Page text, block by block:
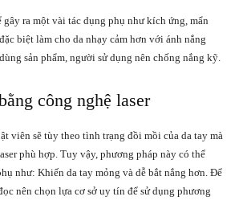
ra một vài tác dụng phụ như kích ứng, mẩn
biệt làm cho da nhạy cảm hơn với ánh nắng
sản phẩm, người sử dụng nên chống nắng kỹ.
công nghệ laser
viên sẽ tùy theo tình trạng đồi mồi của da tay mà
phù hợp. Tuy vậy, phương pháp này có thể
như: Khiến da tay mỏng và dễ bắt nắng hơn. Để
nên chọn lựa cơ sở uy tín để sử dụng phương